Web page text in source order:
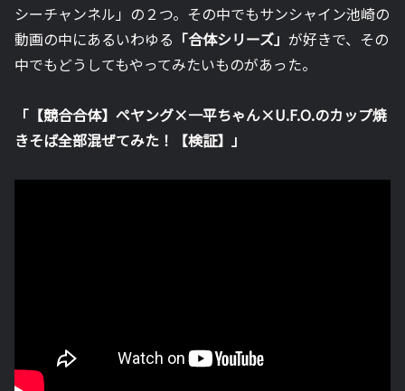
シーチャンネル」の２つ。その中でもサンシャイン池崎の
動画の中にあるいわゆる 「合体シリーズ」 が好きで、その
中でもどうしてもやってみたいものがあった。
「【競合合体】ペヤング×一平ちゃん×U.F.O.のカップ焼
きそば全部混ぜてみた！【検証】」